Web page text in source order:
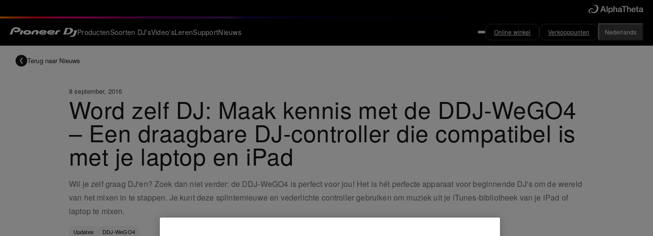
ProductenSoorten DJ'sVideo'sLerenSupportNieuws Online winkel Verkooppunten Nederlands
Terug naar Nieuws
8 september, 2016
Word zelf DJ: Maak kennis met de DDJ-WeGO4
– Een draagbare DJ-controller die compatibel is
met je laptop en iPad
Wil je zelf graag DJ'en? Zoek dan niet verder: de DDJ-WeGO4 is perfect voor jou! Het is hét perfecte apparaat voor beginnende DJ's om de wereld
van het mixen in te stappen. Je kunt deze splinternieuwe en vederlichte controller gebruiken om muziek uit je iTunes-bibliotheek van je iPad of
laptop te mixen.
Updates DDJ-WeGO4